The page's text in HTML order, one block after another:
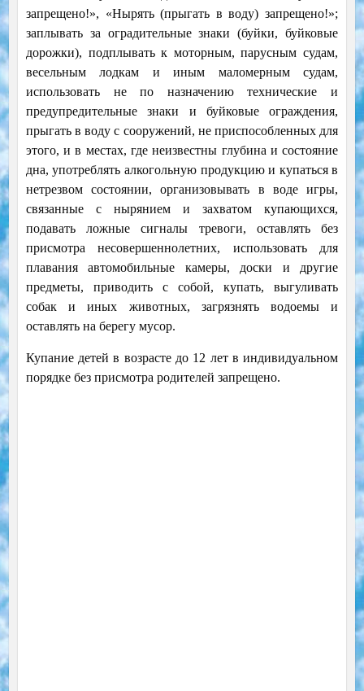
запрещено!», «Нырять (прыгать в воду) запрещено!»;
заплывать за оградительные знаки (буйки, буйковые
дорожки), подплывать к моторным, парусным судам,
весельным лодкам и иным маломерным судам,
использовать не по назначению технические и
предупредительные знаки и буйковые ограждения,
прыгать в воду с сооружений, не приспособленных для
этого, и в местах, где неизвестны глубина и состояние
дна, употреблять алкогольную продукцию и купаться в
нетрезвом состоянии, организовывать в воде игры,
связанные с нырянием и захватом купающихся,
подавать ложные сигналы тревоги, оставлять без
присмотра несовершеннолетних, использовать для
плавания автомобильные камеры, доски и другие
предметы, приводить с собой, купать, выгуливать
собак и иных животных, загрязнять водоемы и
оставлять на берегу мусор.
Купание детей в возрасте до 12 лет в индивидуальном
порядке без присмотра родителей запрещено.